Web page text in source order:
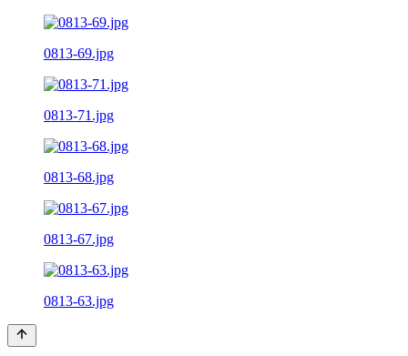
0813-69.jpg
0813-71.jpg
0813-68.jpg
0813-67.jpg
0813-63.jpg